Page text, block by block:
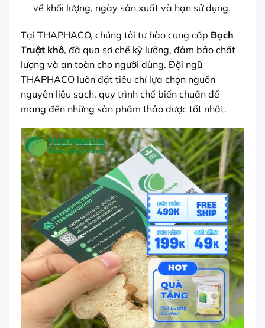
về khối lượng, ngày sản xuất và hạn sử dụng.
Tại THAPHACO, chúng tôi tự hào cung cấp Bạch
Truật khô, đã qua sơ chế kỹ lưỡng, đảm bảo chất
lượng và an toàn cho người dùng. Đội ngũ
THAPHACO luôn đặt tiêu chí lựa chọn nguồn
nguyên liệu sạch, quy trình chế biến chuẩn để
mang đến những sản phẩm thảo dược tốt nhất.